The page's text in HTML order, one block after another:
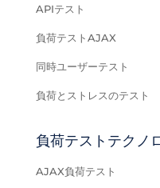
APIテスト
負荷テストAJAX
同時ユーザーテスト
負荷とストレスのテスト
負荷テストテクノ
AJAX負荷テスト